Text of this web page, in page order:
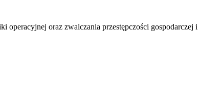
oraz zwalczania przestępczości gospodarczej i